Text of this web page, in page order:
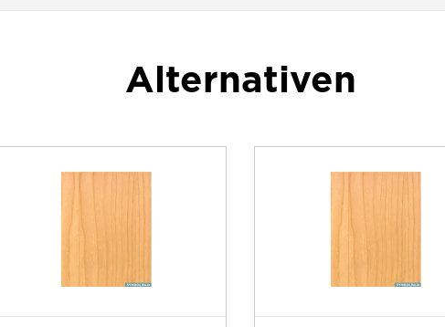
Alternativen